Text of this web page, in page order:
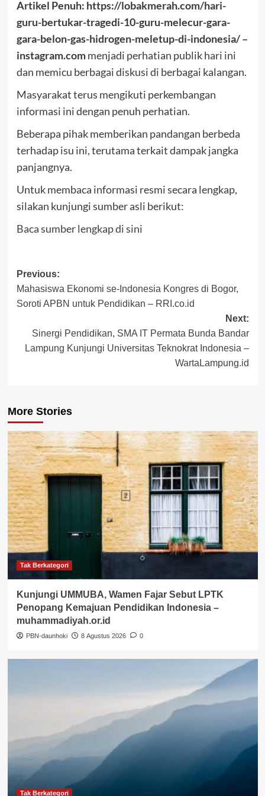
Artikel Penuh: https://lobakmerah.com/hari-
guru-bertukar-tragedi-10-guru-melecur-gara-
gara-belon-gas-hidrogen-meletup-di-indonesia/ –
instagram.commenjadi perhatian publik hari ini
dan memicu berbagai diskusi di berbagai kalangan.
Masyarakat terus mengikuti perkembangan
informasi ini dengan penuh perhatian.
Beberapa pihak memberikan pandangan berbeda
terhadap isu ini, terutama terkait dampak jangka
panjangnya.
Untuk membaca informasi resmi secara lengkap,
silakan kunjungi sumber asli berikut:
Baca sumber lengkap di sini
Post
navigation
Previous:
Mahasiswa Ekonomi se-Indonesia Kongres di Bogor,
Soroti APBN untuk Pendidikan – RRI.co.id
Next:
Sinergi Pendidikan, SMA IT Permata Bunda Bandar
Lampung Kunjungi Universitas Teknokrat Indonesia –
WartaLampung.id
More Stories
Tak Berkategori
Kunjungi UMMUBA, Wamen Fajar Sebut LPTK
Penopang Kemajuan Pendidikan Indonesia –
muhammadiyah.or.id
PBN-daunhoki 8 Agustus 2026 0
Tak Berkategori